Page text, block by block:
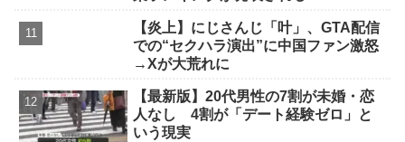
【炎上】にじさんじ「叶」、GTA配信
での“セクハラ演出”に中国ファン激怒
→Xが大荒れに
【最新版】20代男性の7割が未婚・恋
人なし 4割が「デート経験ゼロ」と
いう現実